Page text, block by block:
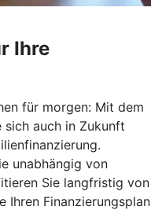
Ihre
für morgen: Mit dem
sich auch in Zukunft
unabhängig von
Sie langfristig von
Ihren Finanzierungsplan